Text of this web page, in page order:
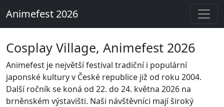
Animefest 2026
Cosplay Village, Animefest 2026
Animefest je největší festival tradiční i populární
japonské kultury v České republice již od roku 2004.
Další ročník se koná od 22. do 24. května 2026 na
brněnském výstavišti. Naši návštěvníci mají široký